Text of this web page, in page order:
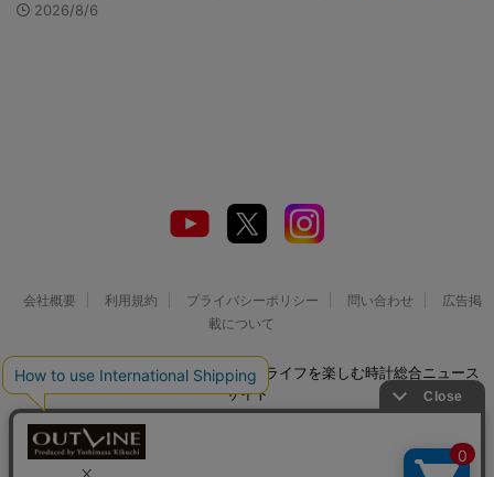
2026/8/6
会社概要 利用規約 プライバシーポリシー 問い合わせ
広告掲
載について
© 2026 Watch LIFE NEWS｜ウオッチライフを楽しむ時計総合ニュース
サイト